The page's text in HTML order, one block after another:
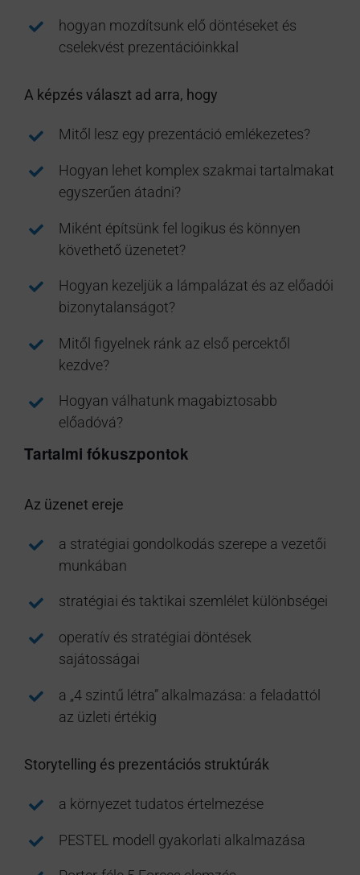
hogyan mozdítsunk elő döntéseket és
cselekvést prezentációinkkal
A képzés választ ad arra, hogy
Mitől lesz egy prezentáció emlékezetes?
Hogyan lehet komplex szakmai tartalmakat
egyszerűen átadni?
Miként építsünk fel logikus és könnyen
követhető üzenetet?
Hogyan kezeljük a lámpalázat és az előadói
bizonytalanságot?
Mitől figyelnek ránk az első percektől
kezdve?
Hogyan válhatunk magabiztosabb
előadóvá?
Tartalmi fókuszpontok
Az üzenet ereje
a stratégiai gondolkodás szerepe a vezetői
munkában
stratégiai és taktikai szemlélet különbségei
operatív és stratégiai döntések
sajátosságai
a „4 szintű létra” alkalmazása: a feladattól
az üzleti értékig
Storytelling és prezentációs struktúrák
a környezet tudatos értelmezése
PESTEL modell gyakorlati alkalmazása